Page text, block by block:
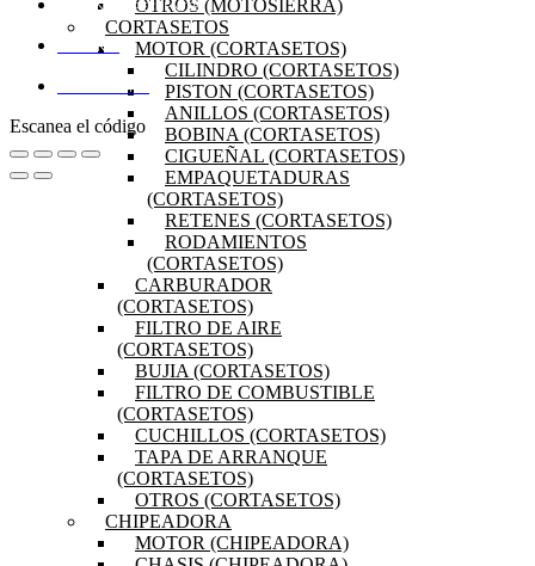
OTROS (MOTOSIERRA)
CORTASETOS
MOTOR (CORTASETOS)
CILINDRO (CORTASETOS)
PISTON (CORTASETOS)
ANILLOS (CORTASETOS)
BOBINA (CORTASETOS)
CIGUEÑAL (CORTASETOS)
EMPAQUETADURAS
(CORTASETOS)
RETENES (CORTASETOS)
RODAMIENTOS
(CORTASETOS)
CARBURADOR
(CORTASETOS)
FILTRO DE AIRE
(CORTASETOS)
BUJIA (CORTASETOS)
FILTRO DE COMBUSTIBLE
(CORTASETOS)
CUCHILLOS (CORTASETOS)
TAPA DE ARRANQUE
(CORTASETOS)
OTROS (CORTASETOS)
CHIPEADORA
MOTOR (CHIPEADORA)
PREGUNTAS FRECUENTES
MI CUENTA
DISTRIBUIDORES
Escanea el código